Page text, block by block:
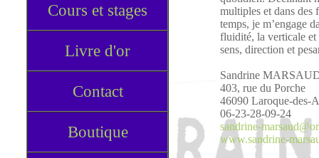
Cours et stages
Livre d'or
Contact
Boutique
multiples et dans des
temps, je m’engage
fluidité, la verticale et
sens, direction et
Sandrine
403, rue du Porche
46090 Laroque-des-
06-23-28-09-24
sandrine-
www.sandrine-